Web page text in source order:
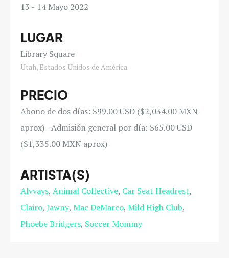
13 14Mayo 2022
LUGAR
Library Square
Utah, Estados Unidos de América
PRECIO
Abono de dos días: $99.00 USD ($2,034.00 MXN
aprox) - Admisión general por día: $65.00 USD
($1,335.00 MXN aprox)
ARTISTA(S)
Alvvays Animal Collective Car Seat Headrest
Clairo Jawny Mac DeMarco Mild High Club
Phoebe Bridgers Soccer Mommy